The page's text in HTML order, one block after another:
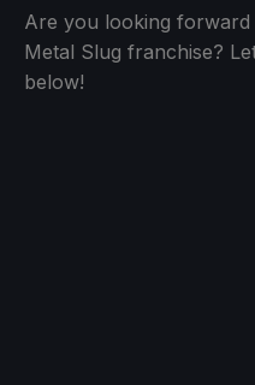
Are you looking
Metal Slug franchise?
below!